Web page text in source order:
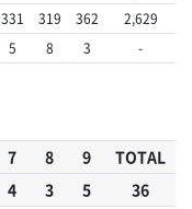
331 319 362
2,629
5 8 3 -
7 8 9
TOTAL
4 3 5 36